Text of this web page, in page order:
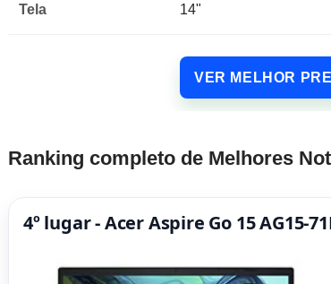
Tela 14"
VER MELHOR
Ranking completo de Melhores
4º lugar - Acer Aspire Go 15 AG15-